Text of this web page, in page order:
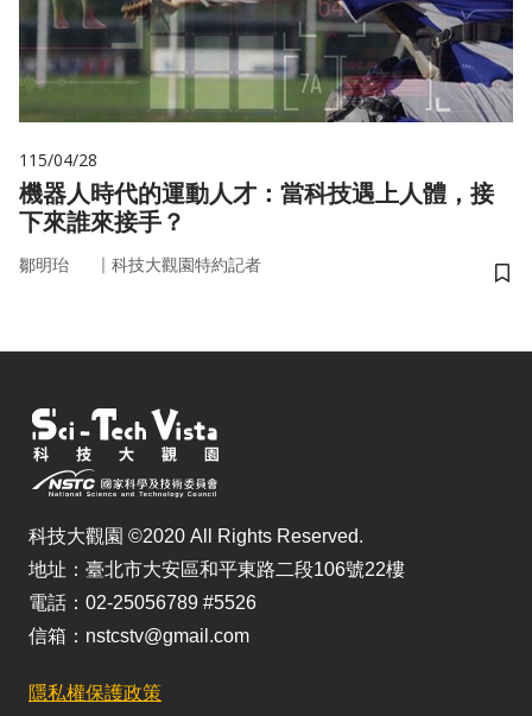
115/04/28
機器人時代的運動人才：當科技遇上人體，接
下來誰來接手？
鄒明珆 ｜ 科技大觀園特約記者
儲
科技大觀園 ©2020 All Rights Reserved.
地址：臺北市大安區和平東路二段106號22樓
電話：02-25056789 #5526
信箱：nstcstv@gmail.com
隱私權保護政策